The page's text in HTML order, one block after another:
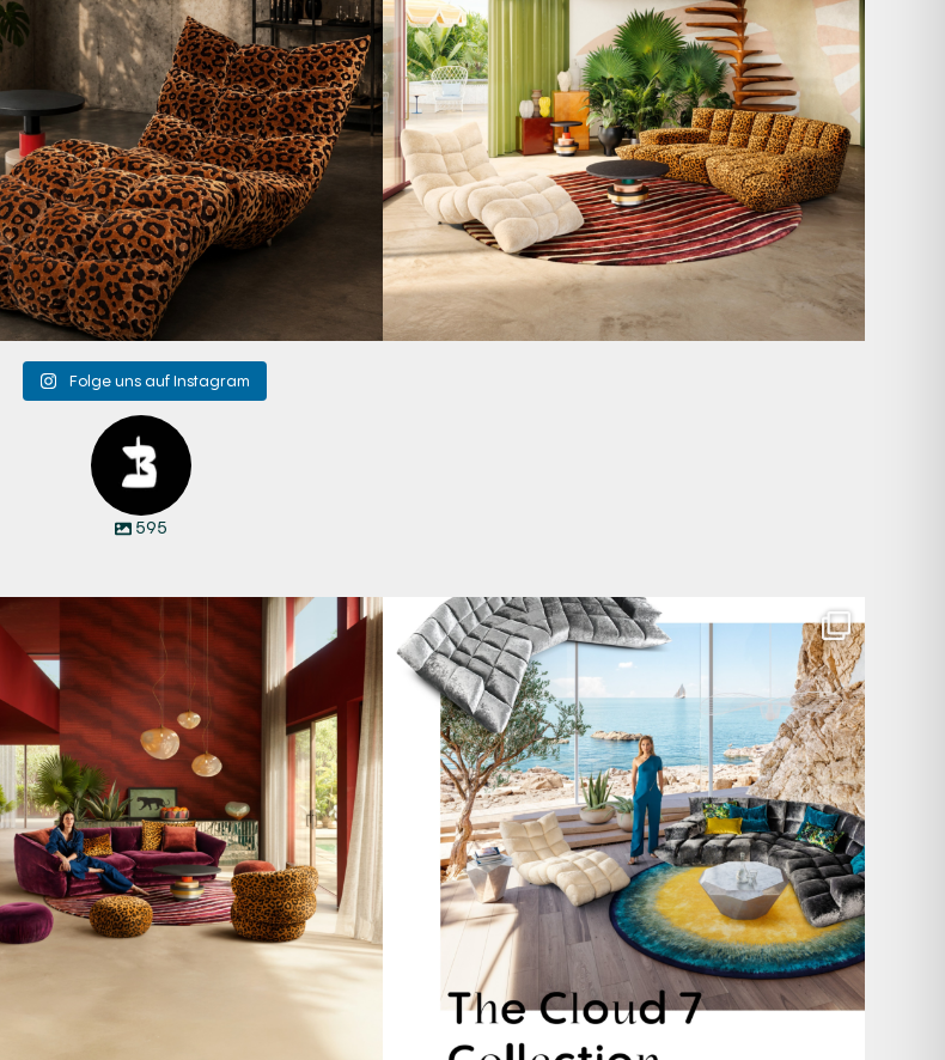
Folge uns auf Instagram
595
Manyara. Inspiriert von der Weite Afrikas.
57 2
Für jeden Lieblingsplatz die passende Cloud. ☁️...
61